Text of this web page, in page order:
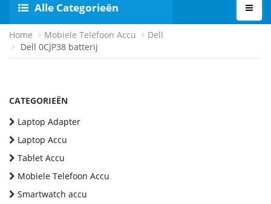
Alle Categorieën
Home Mobiele Telefoon Accu
Dell
Dell 0CJP38 batterij
CATEGORIEËN
Laptop Adapter
Laptop Accu
Tablet Accu
Mobiele Telefoon Accu
Smartwatch accu